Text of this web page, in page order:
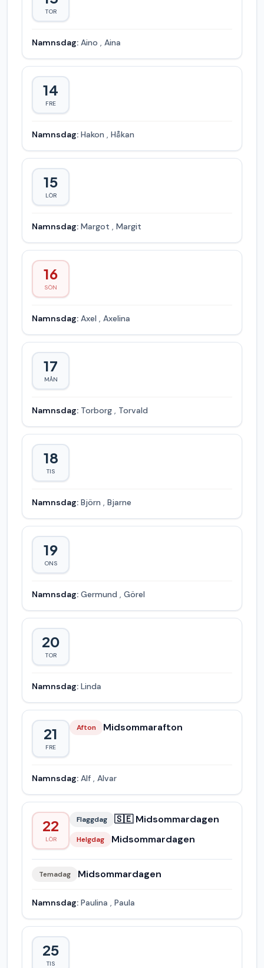
TOR
Namnsdag: Aino , Aina
14
FRE
Namnsdag: Hakon , Håkan
15
LÖR
Namnsdag: Margot , Margit
16
SÖN
Namnsdag: Axel , Axelina
17
MÅN
Namnsdag: Torborg , Torvald
18
TIS
Namnsdag: Björn , Bjarne
19
ONS
Namnsdag: Germund , Görel
20
TOR
Namnsdag: Linda
21
FRE
Afton Midsommarafton
Namnsdag: Alf , Alvar
22
LÖR
Flaggdag 🇸🇪 Midsommardagen
Helgdag Midsommardagen
Temadag Midsommardagen
Namnsdag: Paulina , Paula
25
TIS